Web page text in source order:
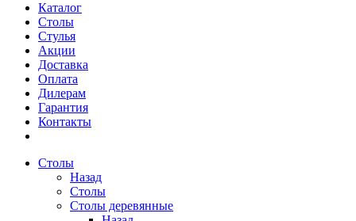
Каталог
Столы
Стулья
Акции
Доставка
Оплата
Дилерам
Гарантия
Контакты
Столы
Назад
Столы
Столы деревянные